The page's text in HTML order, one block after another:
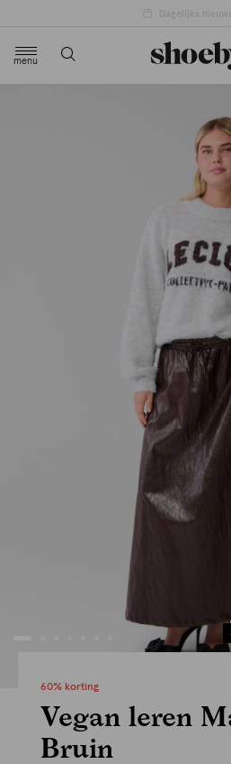
menu
60% korting
Vegan leren
Bruin